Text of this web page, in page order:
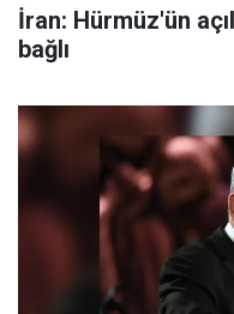
İran: Hürmüz'ün
bağlı